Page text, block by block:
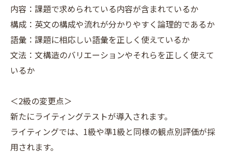
内容：課題で求められている内容が含まれているか
構成：英文の構成や流れが分かりやすく論理的であるか
語彙：課題に相応しい語彙を正しく使えているか
文法：文構造のバリエーションやそれらを正しく使えて
いるか
＜2級の変更点＞
新たにライティングテストが導入されます。
ライティングでは、1級や準1級と同様の観点別評価が採
用されます。